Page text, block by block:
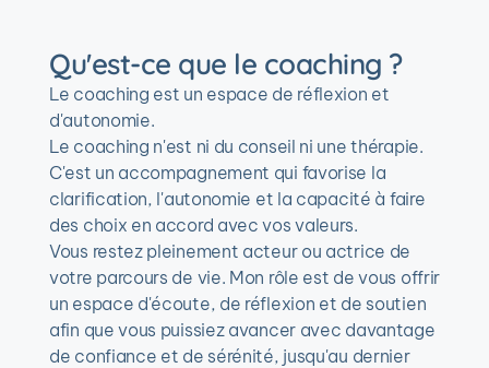
Qu'est-ce que le coaching ?
Le coaching est un espace de réflexion et
d'autonomie.
Le coaching n'est ni du conseil ni une thérapie.
C'est un accompagnement qui favorise la
clarification, l'autonomie et la capacité à faire
des choix en accord avec vos valeurs.
Vous restez pleinement acteur ou actrice de
votre parcours de vie. Mon rôle est de vous offrir
un espace d'écoute, de réflexion et de soutien
afin que vous puissiez avancer avec davantage
de confiance et de sérénité, jusqu'au dernier